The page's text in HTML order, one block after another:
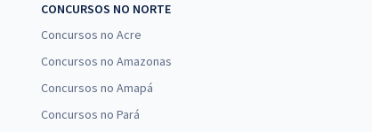
CONCURSOS NO NORTE
Concursos no Acre
Concursos no Amazonas
Concursos no Amapá
Concursos no Pará